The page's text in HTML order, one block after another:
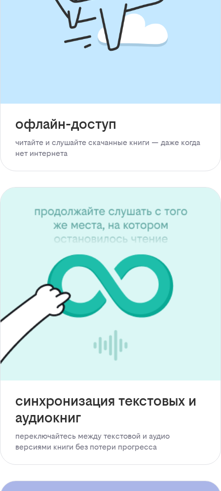
офлайн-доступ
читайте и слушайте скачанные книги — даже когда
нет интернета
синхронизация текстовых и
аудиокниг
переключайтесь между текстовой и аудио
версиями книги без потери прогресса